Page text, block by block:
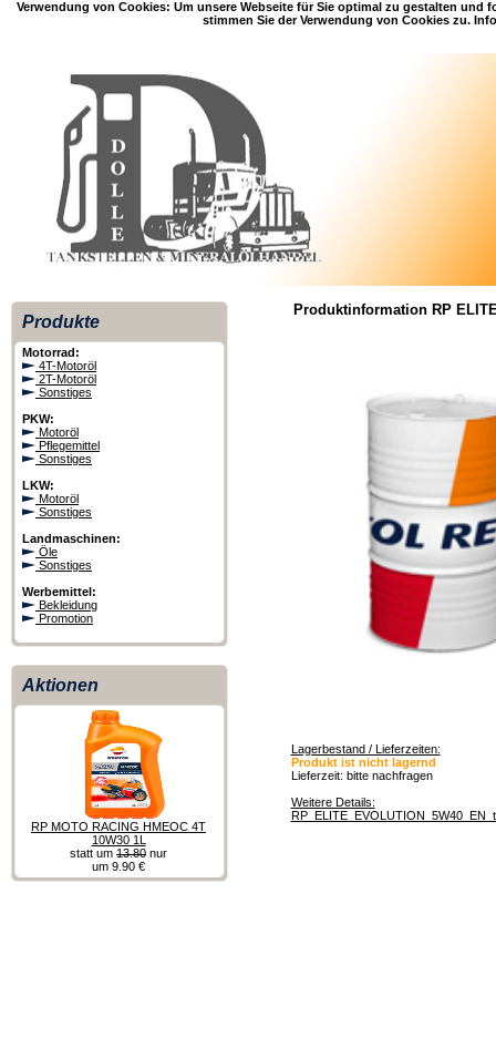
Verwendung von Cookies: Um unsere Webseite für Sie optimal zu gestalten
stimmen Sie der Verwendung von Cookies zu.
Produkte
Motorrad:
4T-Motoröl
2T-Motoröl
Sonstiges
PKW:
Motoröl
Pflegemittel
Sonstiges
LKW:
Motoröl
Sonstiges
Landmaschinen:
Öle
Sonstiges
Werbemittel:
Bekleidung
Promotion
Aktionen
RP MOTO RACING HMEOC 4T
10W30 1L
statt um 13.80 nur
um 9.90 €
Produktinformation RP
Lagerbestand / Lieferzeiten:
Produkt ist nicht lagernd
Lieferzeit: bitte nachfragen
Weitere Details: